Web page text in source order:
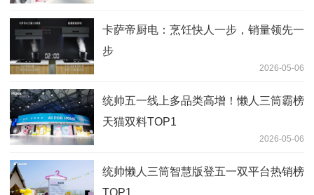
卡萨帝厨电：烹饪快人一步，销量领先一
步
2026-05-06
统帅五一线上多品类高增！懒人三筒霸榜
天猫双料TOP1
2026-05-06
统帅懒人三筒智慧版登五一双平台热销榜
TOP1